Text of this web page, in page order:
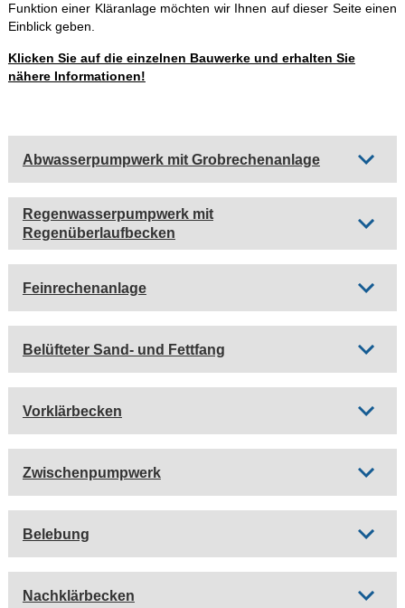
Funktion einer Kläranlage möchten wir Ihnen auf dieser Seite einen
Einblick geben.
Klicken Sie auf die einzelnen Bauwerke und erhalten Sie
nähere Informationen!
Abwasserpumpwerk mit Grobrechenanlage
Regenwasserpumpwerk mit
Regenüberlaufbecken
Feinrechenanlage
Belüfteter Sand- und Fettfang
Vorklärbecken
Zwischenpumpwerk
Belebung
Nachklärbecken